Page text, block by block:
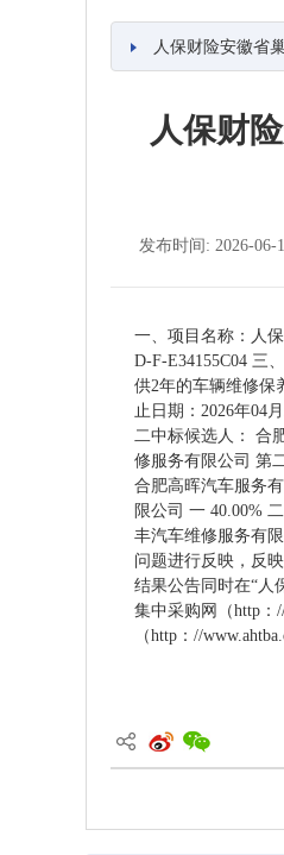
人保财险安徽省
人保财
发布时间: 2026-06-
一、项目名称：人
D-F-E34155C04 三
供2年的车辆维修保
止日期：2026年04
二中标候选人： 合
修服务有限公司 第
合肥高晖汽车服务
限公司 一 40.00%
丰汽车维修服务有
问题进行反映，反
结果公告同时在“人
集中采购网（http：
（http：//